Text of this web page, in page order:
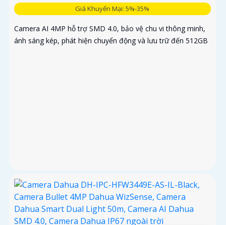
Giá Khuyến Mại: 5%-35%
Camera AI 4MP hỗ trợ SMD 4.0, bảo vệ chu vi thông minh,
ánh sáng kép, phát hiện chuyển động và lưu trữ đến 512GB